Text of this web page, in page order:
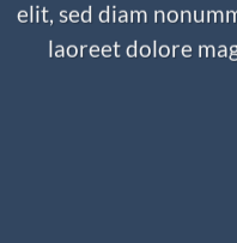
elit, sed diam
laoreet dolore